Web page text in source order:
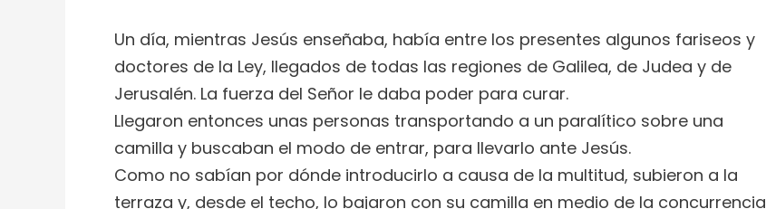
Un día, mientras Jesús enseñaba, había entre los presentes algunos fariseos y
doctores de la Ley, llegados de todas las regiones de Galilea, de Judea y de
Jerusalén. La fuerza del Señor le daba poder para curar.
Llegaron entonces unas personas transportando a un paralítico sobre una
camilla y buscaban el modo de entrar, para llevarlo ante Jesús.
Como no sabían por dónde introducirlo a causa de la multitud, subieron a la
terraza y, desde el techo, lo bajaron con su camilla en medio de la concurrencia